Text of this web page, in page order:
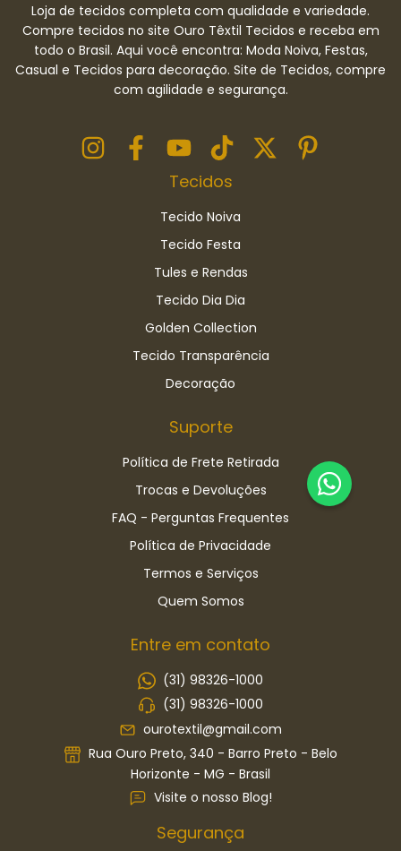
Loja de tecidos completa com qualidade e variedade.
Compre tecidos no site Ouro Têxtil Tecidos e receba em
todo o Brasil. Aqui você encontra: Moda Noiva, Festas,
Casual e Tecidos para decoração. Site de Tecidos, compre
com agilidade e segurança.
Tecidos
Tecido Noiva
Tecido Festa
Tules e Rendas
Tecido Dia Dia
Golden Collection
Tecido Transparência
Decoração
Suporte
Política de Frete Retirada
Trocas e Devoluções
FAQ - Perguntas Frequentes
Política de Privacidade
Termos e Serviços
Quem Somos
Entre em contato
(31) 98326-1000
(31) 98326-1000
ourotextil@gmail.com
Rua Ouro Preto, 340 - Barro Preto - Belo
Horizonte - MG - Brasil
Visite o nosso Blog!
Segurança